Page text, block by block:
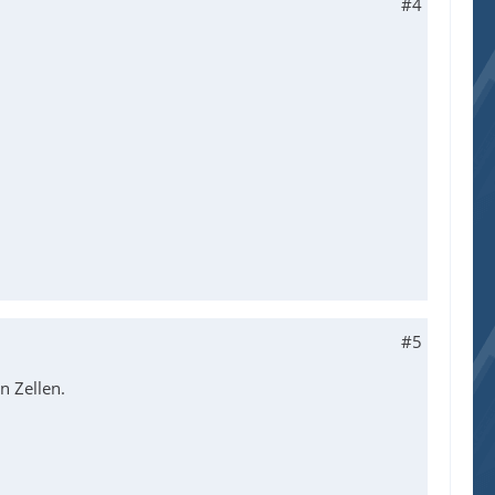
#4
#5
Zellen.